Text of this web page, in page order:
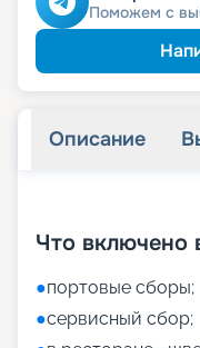
Поможем с
Описание
Что включено
●портовые сборы;
●сервисный сбор;